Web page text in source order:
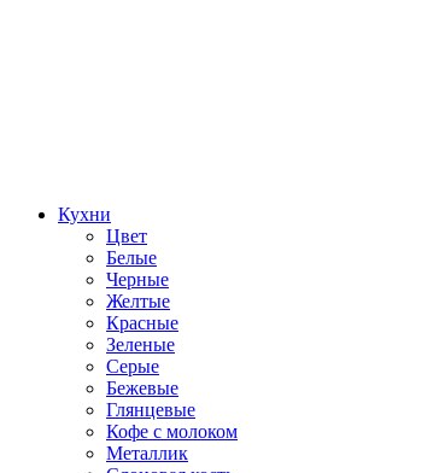
Кухни
Цвет
Белые
Черные
Желтые
Красные
Зеленые
Серые
Бежевые
Глянцевые
Кофе с молоком
Металлик